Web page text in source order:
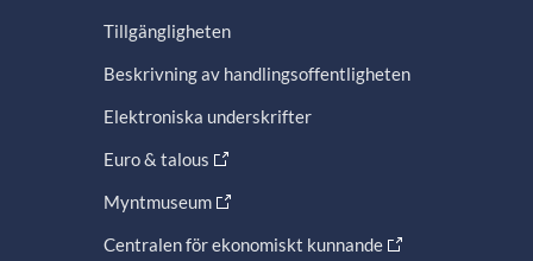
Tillgängligheten
Beskrivning av handlingsoffentligheten
Elektroniska underskrifter
Euro & talous
Myntmuseum
Centralen för ekonomiskt kunnande